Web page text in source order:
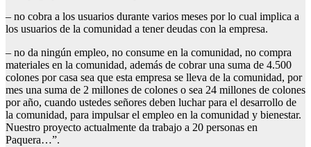
– no cobra a los usuarios durante varios meses por lo cual implica a
los usuarios de la comunidad a tener deudas con la empresa.
– no da ningún empleo, no consume en la comunidad, no compra
materiales en la comunidad, además de cobrar una suma de 4.500
colones por casa sea que esta empresa se lleva de la comunidad, por
mes una suma de 2 millones de colones o sea 24 millones de colones
por año, cuando ustedes señores deben luchar para el desarrollo de
la comunidad, para impulsar el empleo en la comunidad y bienestar.
Nuestro proyecto actualmente da trabajo a 20 personas en
Paquera…”.